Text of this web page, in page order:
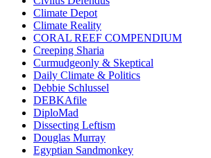
Climate Depot
Climate Reality
CORAL REEF COMPENDIUM
Creeping Sharia
Curmudgeonly & Skeptical
Daily Climate & Politics
Debbie Schlussel
DEBKAfile
DiploMad
Dissecting Leftism
Douglas Murray
Egyptian Sandmonkey